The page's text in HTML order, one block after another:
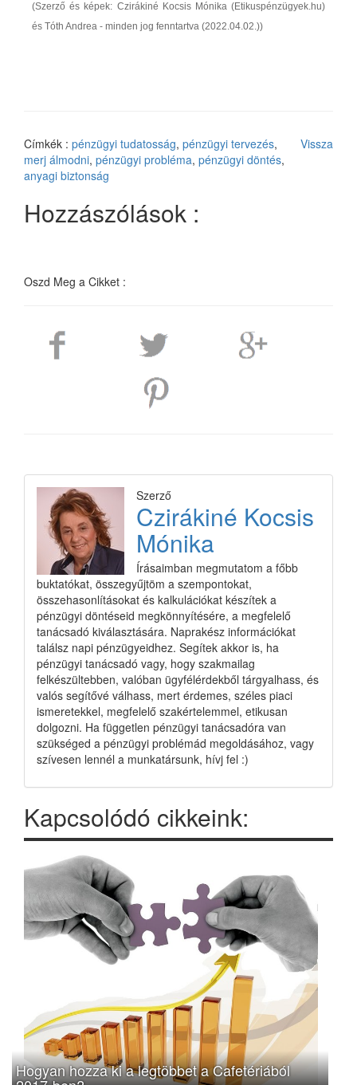
(Szerző és képek: Czirákiné Kocsis Mónika (Etikuspénzügyek.hu)
és Tóth Andrea - minden jog fenntartva (2022.04.02.))
Vissza
Címkék : pénzügyi tudatosság, pénzügyi tervezés,
merj álmodni, pénzügyi probléma, pénzügyi döntés,
anyagi biztonság
Hozzászólások :
Oszd Meg a Cikket :
Szerző
Czirákiné Kocsis
Mónika
Írásaimban megmutatom a főbb
buktatókat, összegyűjtöm a szempontokat,
összehasonlításokat és kalkulációkat készítek a
pénzügyi döntéseid megkönnyítésére, a megfelelő
tanácsadó kiválasztására. Naprakész információkat
találsz napi pénzügyeidhez. Segítek akkor is, ha
pénzügyi tanácsadó vagy, hogy szakmailag
felkészültebben, valóban ügyfélérdekből tárgyalhass, és
valós segítővé válhass, mert érdemes, széles piaci
ismeretekkel, megfelelő szakértelemmel, etikusan
dolgozni. Ha független pénzügyi tanácsadóra van
szükséged a pénzügyi problémád megoldásához, vagy
szívesen lennél a munkatársunk, hívj fel :)
Kapcsolódó cikkeink:
Hogyan hozza ki a legtöbbet a Cafetériából